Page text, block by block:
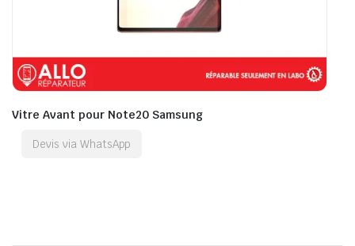
Vitre Avant pour Note20 Samsung
Devis via WhatsApp